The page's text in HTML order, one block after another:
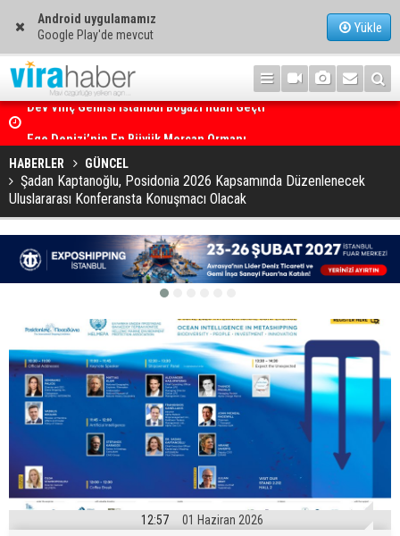
Android uygulamamız
Google Play'de mevcut
Yükle
HABERLER GÜNCEL
Şadan Kaptanoğlu, Posidonia 2026 Kapsamında Düzenlenecek
Uluslararası Konferansta Konuşmacı Olacak
12:57 01 Haziran 2026